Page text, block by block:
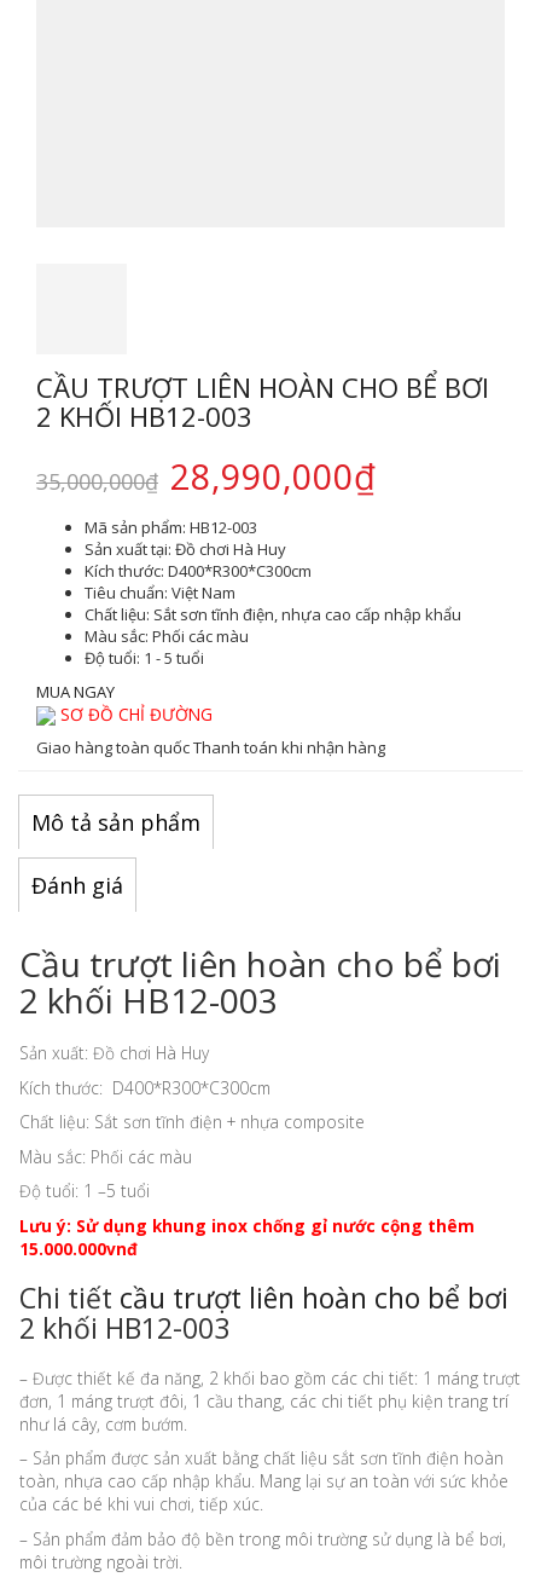
CẦU TRƯỢT LIÊN HOÀN CHO BỂ BƠI
2 KHỐI HB12-003
35,000,000₫ 28,990,000₫
Mã sản phẩm: HB12-003
Sản xuất tại: Đồ chơi Hà Huy
Kích thước: D400*R300*C300cm
Tiêu chuẩn: Việt Nam
Chất liệu: Sắt sơn tĩnh điện, nhựa cao cấp nhập khẩu
Màu sắc: Phối các màu
Độ tuổi: 1 - 5 tuổi
MUA NGAY
SƠ ĐỒ CHỈ ĐƯỜNG
Giao hàng toàn quốcThanh toán khi nhận hàng
Mô tả sản phẩm
Đánh giá
Cầu trượt liên hoàn cho bể bơi
2 khối HB12-003
Sản xuất: Đồ chơi Hà Huy
Kích thước: D400*R300*C300cm
Chất liệu: Sắt sơn tĩnh điện + nhựa composite
Màu sắc: Phối các màu
Độ tuổi: 1 –5 tuổi
Lưu ý: Sử dụng khung inox chống gỉ nước cộng thêm
15.000.000vnđ
Chi tiết cầu trượt liên hoàn cho bể bơi
2 khối HB12-003
– Được thiết kế đa năng, 2 khối bao gồm các chi tiết: 1 máng trượt
đơn, 1 máng trượt đôi, 1 cầu thang, các chi tiết phụ kiện trang trí
như lá cây, cơm bướm.
– Sản phẩm được sản xuất bằng chất liệu sắt sơn tĩnh điện hoàn
toàn, nhựa cao cấp nhập khẩu. Mang lại sự an toàn với sức khỏe
của các bé khi vui chơi, tiếp xúc.
– Sản phẩm đảm bảo độ bền trong môi trường sử dụng là bể bơi,
môi trường ngoài trời.